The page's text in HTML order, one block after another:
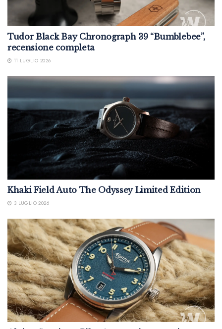
Tudor Black Bay Chronograph 39 “Bumblebee”,
recensione completa
11 LUGLIO 2026
Khaki Field Auto The Odyssey Limited Edition
3 LUGLIO 2026